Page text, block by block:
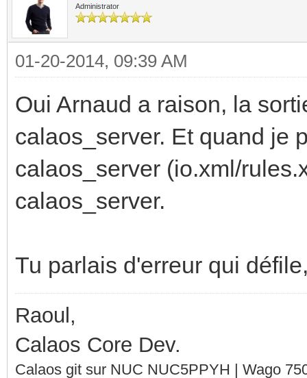
Administrator
01-20-2014, 09:39 AM
Oui Arnaud a raison, la
calaos_server. Et quand je
calaos_server (io.xml/
calaos_server.
Tu parlais d'erreur qui
Raoul,
Calaos Core Dev.
Calaos git sur NUC NUC5PPYH | Wago